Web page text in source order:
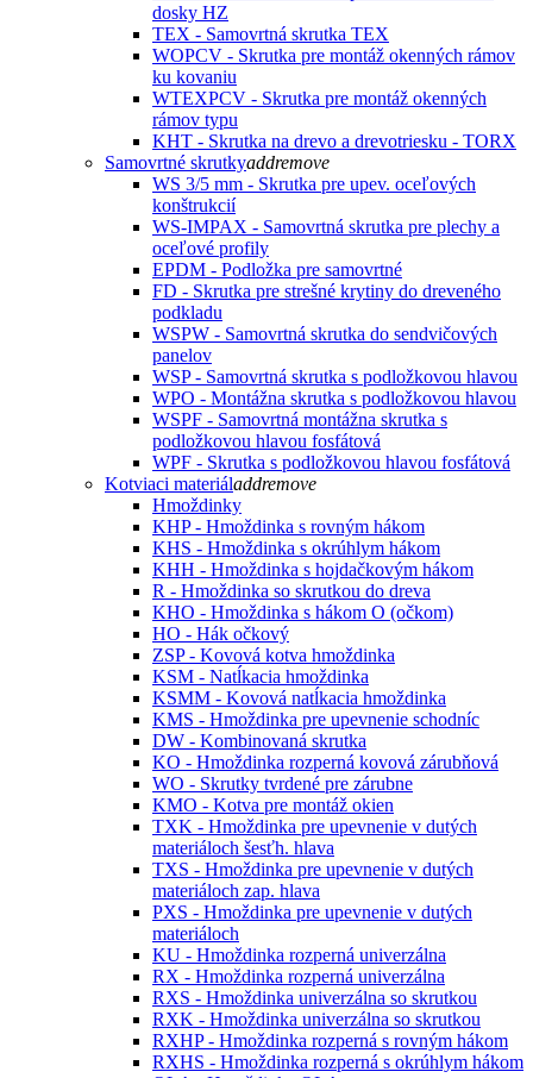
dosky HZ
TEX - Samovrtná skrutka TEX
WOPCV - Skrutka pre montáž okenných rámov
ku kovaniu
WTEXPCV - Skrutka pre montáž okenných
rámov typu
KHT - Skrutka na drevo a drevotriesku - TORX
Samovrtné skrutkyaddremove
WS 3/5 mm - Skrutka pre upev. oceľových
konštrukcií
WS-IMPAX - Samovrtná skrutka pre plechy a
oceľové profily
EPDM - Podložka pre samovrtné
FD - Skrutka pre strešné krytiny do dreveného
podkladu
WSPW - Samovrtná skrutka do sendvičových
panelov
WSP - Samovrtná skrutka s podložkovou hlavou
WPO - Montážna skrutka s podložkovou hlavou
WSPF - Samovrtná montážna skrutka s
podložkovou hlavou fosfátová
WPF - Skrutka s podložkovou hlavou fosfátová
Kotviaci materiáladdremove
Hmoždinky
KHP - Hmoždinka s rovným hákom
KHS - Hmoždinka s okrúhlym hákom
KHH - Hmoždinka s hojdačkovým hákom
R - Hmoždinka so skrutkou do dreva
KHO - Hmoždinka s hákom O (očkom)
HO - Hák očkový
ZSP - Kovová kotva hmoždinka
KSM - Natĺkacia hmoždinka
KSMM - Kovová natĺkacia hmoždinka
KMS - Hmoždinka pre upevnenie schodníc
DW - Kombinovaná skrutka
KO - Hmoždinka rozperná kovová zárubňová
WO - Skrutky tvrdené pre zárubne
KMO - Kotva pre montáž okien
TXK - Hmoždinka pre upevnenie v dutých
materiáloch šesťh. hlava
TXS - Hmoždinka pre upevnenie v dutých
materiáloch zap. hlava
PXS - Hmoždinka pre upevnenie v dutých
materiáloch
KU - Hmoždinka rozperná univerzálna
RX - Hmoždinka rozperná univerzálna
RXS - Hmoždinka univerzálna so skrutkou
RXK - Hmoždinka univerzálna so skrutkou
RXHP - Hmoždinka rozperná s rovným hákom
RXHS - Hmoždinka rozperná s okrúhlym hákom